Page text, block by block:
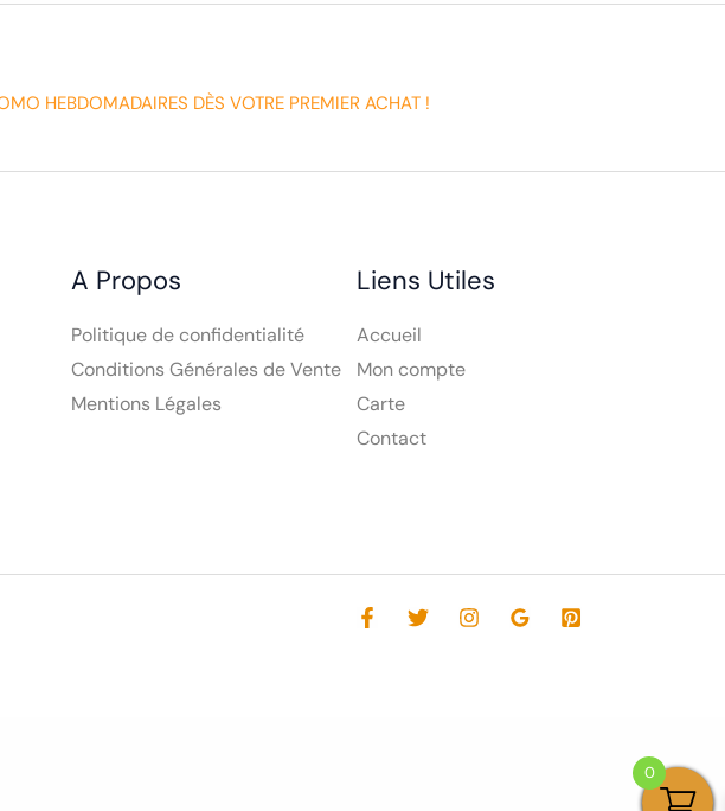
HEBDOMADAIRES DÈS VOTRE PREMIER ACHAT !
A Propos
Politique de confidentialité
Conditions Générales de Vente
Mentions Légales
Liens Utiles
Accueil
Mon compte
Carte
Contact
0